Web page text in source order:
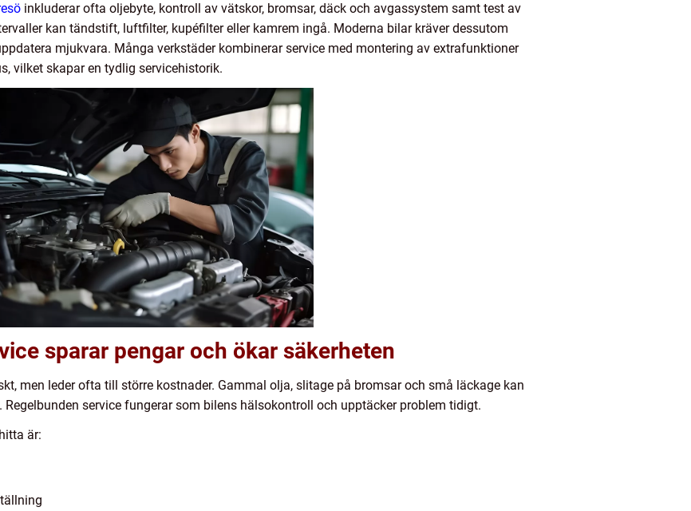
inkluderar ofta oljebyte, kontroll av vätskor, bromsar, däck och avgassystem samt test av
kan tändstift, luftfilter, kupéfilter eller kamrem ingå. Moderna bilar kräver dessutom
mjukvara. Många verkstäder kombinerar service med montering av extrafunktioner
vilket skapar en tydlig servicehistorik.
sparar pengar och ökar säkerheten
men leder ofta till större kostnader. Gammal olja, slitage på bromsar och små läckage kan
service fungerar som bilens hälsokontroll och upptäcker problem tidigt.
är: